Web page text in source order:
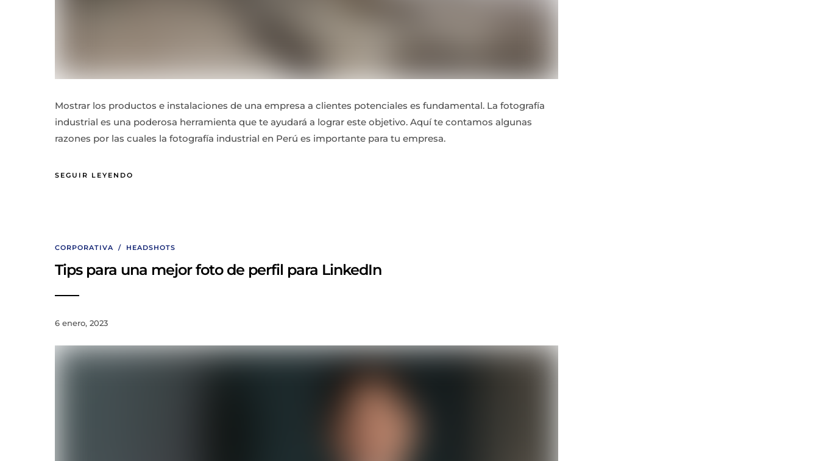
Mostrar los productos e instalaciones de una empresa a clientes potenciales es fundamental. La fotografía
industrial es una poderosa herramienta que te ayudará a lograr este objetivo. Aquí te contamos algunas
razones por las cuales la fotografía industrial en Perú es importante para tu empresa.
SEGUIR LEYENDO
CORPORATIVA / HEADSHOTS
Tips para una mejor foto de perfil para LinkedIn
6 enero, 2023